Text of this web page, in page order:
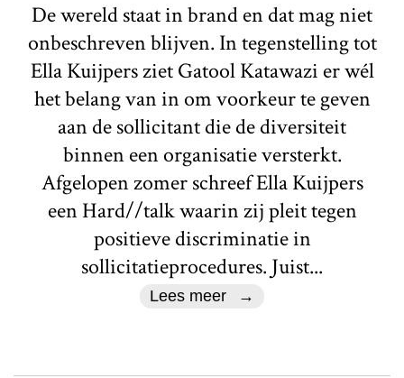
De wereld staat in brand en dat mag niet
onbeschreven blijven. In tegenstelling tot
Ella Kuijpers ziet Gatool Katawazi er wél
het belang van in om voorkeur te geven
aan de sollicitant die de diversiteit
binnen een organisatie versterkt.
Afgelopen zomer schreef Ella Kuijpers
een Hard//talk waarin zij pleit tegen
positieve discriminatie in
sollicitatieprocedures. Juist...
Lees meer